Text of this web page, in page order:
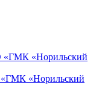
«ГМК «Норильский
«Норильский